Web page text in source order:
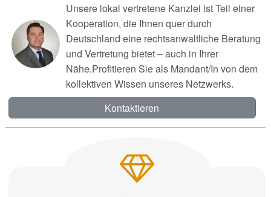
Unsere lokal vertretene Kanzlei ist Teil einer
Kooperation, die Ihnen quer durch
Deutschland eine rechtsanwaltliche Beratung
und Vertretung bietet – auch in Ihrer
Nähe.Profitieren Sie als Mandant/In von dem
kollektiven Wissen unseres Netzwerks.
Kontaktieren